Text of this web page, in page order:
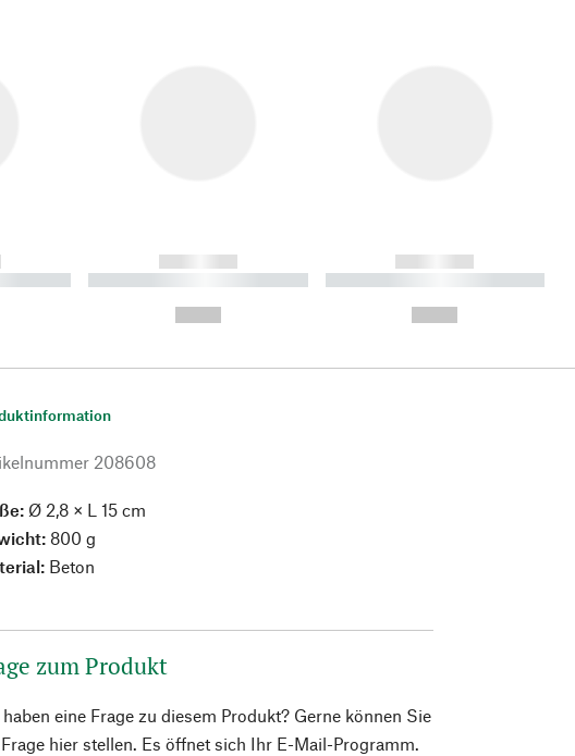
----------
------------
----------- ----------- ----------
------------
----------- ----------- ----------
208608
Ø 2,8 × L 15 cm
800 g
Beton
zum Produkt
haben eine Frage zu diesem Produkt? Gerne können Sie
hier stellen. Es öffnet sich Ihr E-Mail-Programm.